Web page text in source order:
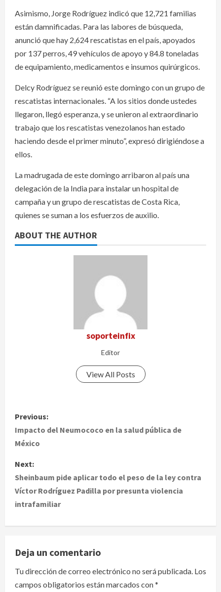
Asimismo, Jorge Rodríguez indicó que 12,721 familias
están damnificadas. Para las labores de búsqueda,
anunció que hay 2,624 rescatistas en el país, apoyados
por 137 perros, 49 vehículos de apoyo y 84.8 toneladas
de equipamiento, medicamentos e insumos quirúrgicos.
Delcy Rodríguez se reunió este domingo con un grupo de
rescatistas internacionales. “A los sitios donde ustedes
llegaron, llegó esperanza, y se unieron al extraordinario
trabajo que los rescatistas venezolanos han estado
haciendo desde el primer minuto”, expresó dirigiéndose a
ellos.
La madrugada de este domingo arribaron al país una
delegación de la India para instalar un hospital de
campaña y un grupo de rescatistas de Costa Rica,
quienes se suman a los esfuerzos de auxilio.
ABOUT THE AUTHOR
soporteinfix
Editor
View All Posts
P
o
t
n
i
g
Previous:
Impacto del Neumococo en la salud pública de
México
Next:
Sheinbaum pide aplicar todo el peso de la ley contra
Víctor Rodríguez Padilla por presunta violencia
intrafamiliar
Deja un comentario
Tu dirección de correo electrónico no será publicada. Los
campos obligatorios están marcados con*